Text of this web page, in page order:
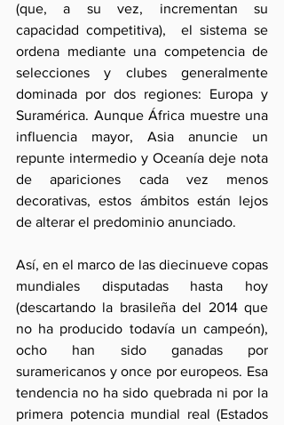
(que, a su vez, incrementan su
capacidad competitiva),  el sistema se
ordena mediante una competencia de
selecciones y clubes generalmente
dominada por dos regiones: Europa y
Suramérica. Aunque África muestre una
influencia mayor, Asia anuncie un
repunte intermedio y Oceanía deje nota
de apariciones cada vez menos
decorativas, estos ámbitos están lejos
de alterar el predominio anunciado.
Así, en el marco de las diecinueve copas
mundiales disputadas hasta hoy
(descartando la brasileña del 2014 que
no ha producido todavía un campeón),
ocho han sido ganadas por
suramericanos y once por europeos. Esa
tendencia no ha sido quebrada ni por la
primera potencia mundial real (Estados